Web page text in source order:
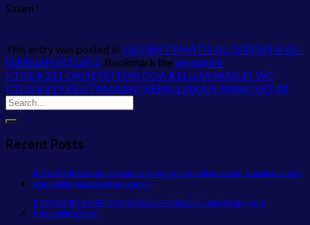
Salam !
This entry was posted in KAJIAN TEMATIS AL-QUR’AN & AS-
SUNNAH (KTQS) 2. Bookmark thepermalink.
KTQS # 221 DAHSYATNYA DOA KELUAR MASUK WC
KTQS # 219 KEUTAMAAN MEMULIAKAN ANAK YATIM
Recent Posts
KTQS # 2486 Bolehkah wanita mengumandangkan adzan, & apakah suara
wanita dianggap aurat atau tidak?
KTQS # 2485 Bolehkah Mendoakan Keburukan bagi Orang yang
Menzhalimi Kita?